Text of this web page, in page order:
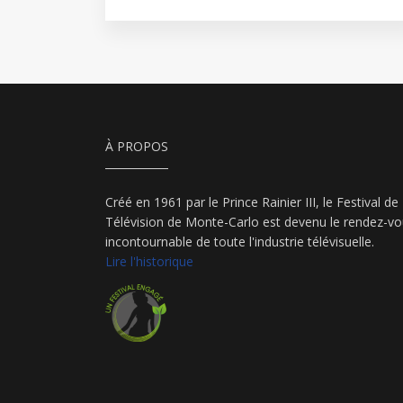
À PROPOS
Créé en 1961 par le Prince Rainier III, le Festival de
Télévision de Monte-Carlo est devenu le rendez-
incontournable de toute l'industrie télévisuelle.
Lire l'historique